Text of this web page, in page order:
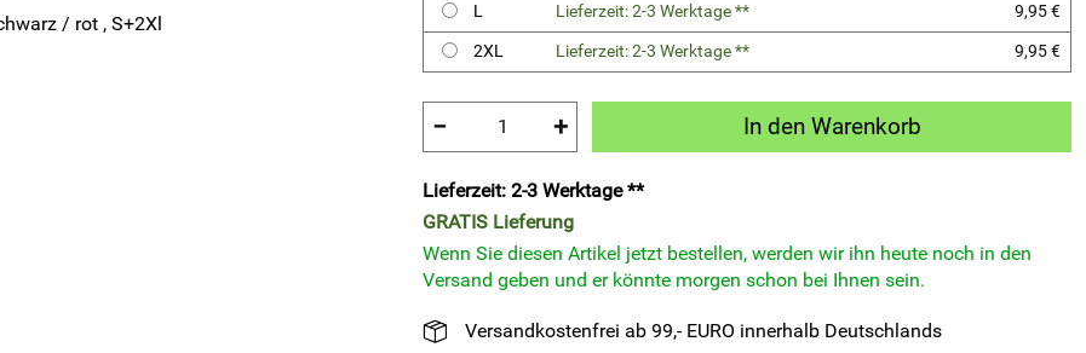
L
Lieferzeit: 2-3 Werktage **
9,95 €
2XL
Lieferzeit: 2-3 Werktage ** 9,95 €
− + In den Warenkorb
Lieferzeit: 2-3 Werktage **
GRATIS Lieferung
Wenn Sie diesen Artikel jetzt bestellen, werden wir ihn heute noch in den
Versand geben und er könnte morgen schon bei Ihnen sein.
Versandkostenfrei ab 99,- EURO innerhalb Deutschlands